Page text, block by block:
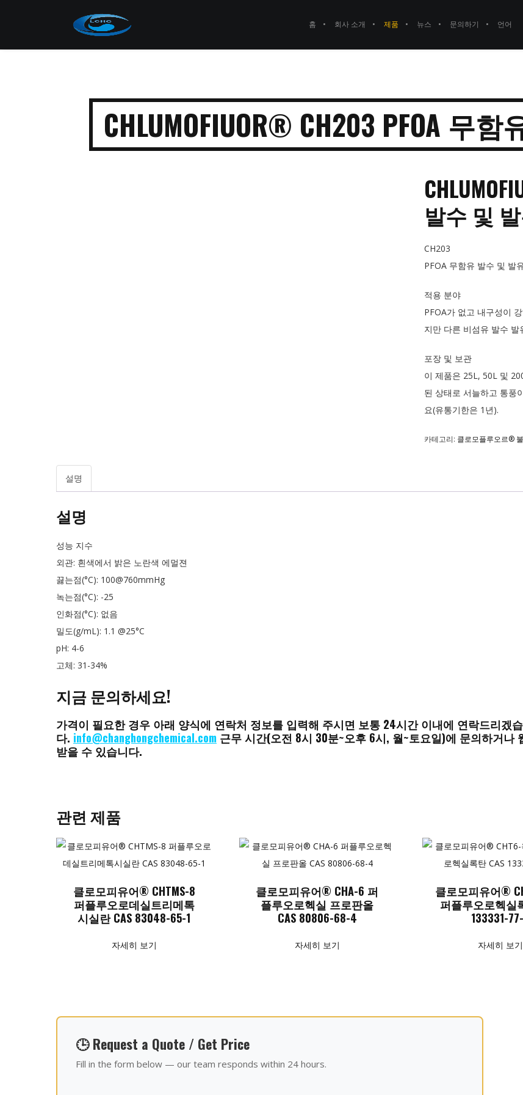
홈 회사 소개 제품 뉴스 문의하기 언어
CHLUMOFIUOR® CH203 PFOA 무
발수 및
CH203
PFOA 무함유 발수 및 발
적용 분야
PFOA가 없고 내구성이
지만 다른 비섬유 발수
포장 및 보관
이 제품은 25L, 50L 및
된 상태로 서늘하고 통풍
요(유통기한은 1년).
카테고리: 클로모플루오르®
설명
설명
성능 지수
외관: 흰색에서 밝은 노란색 에멀젼
끓는점(°C): 100@760mmHg
녹는점(°C): -25
인화점(°C): 없음
밀도(g/mL): 1.1 @25°C
pH: 4-6
고체: 31-34%
지금 문의하세요!
가격이 필요한 경우 아래 양식에 연락처 정보를 입력해 주시면 보통 24시간 이내에 연락드리겠
다. info@changhongchemical.com 근무 시간(오전 8시 30분~오후 6시, 월~토요일)에 문의하거
받을 수 있습니다.
관련 제품
클로모피유어® CHTMS-8
퍼플루오로데실트리메톡
시실란 CAS 83048-65-1
자세히 보기
클로모피유어® CHA-6 퍼
플루오로헥실 프로판올
CAS 80806-68-4
자세히 보기
클로모피유어®
퍼플루오로헥실
133331-
자세히 보기
🕒 Request a Quote / Get Price
Fill in the form below — our team responds within 24 hours.